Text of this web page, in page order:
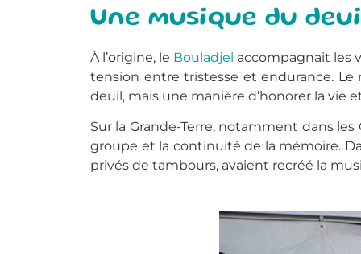
Une musique du
À l’origine, le Bouladjel accompagnait les
tension entre tristesse et endurance. Le
deuil, mais une manière d’honorer la vie
Sur la Grande-Terre, notamment dans
groupe et la continuité de la mémoire.
privés de tambours, avaient recréé la